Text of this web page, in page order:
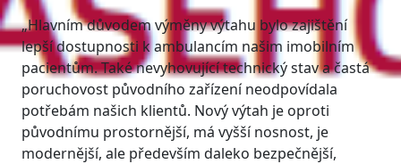
„Hlavním důvodem výměny výtahu bylo zajištění
lepší dostupnosti k ambulancím našim imobilním
pacientům. Také nevyhovující technický stav a častá
poruchovost původního zařízení neodpovídala
potřebám našich klientů. Nový výtah je oproti
původnímu prostornější, má vyšší nosnost, je
modernější, ale především daleko bezpečnější,